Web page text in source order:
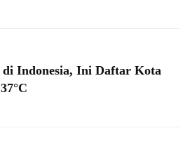
di Indonesia, Ini Daftar Kota